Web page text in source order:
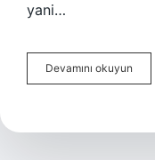
yani…
Devamını okuyun
Ne